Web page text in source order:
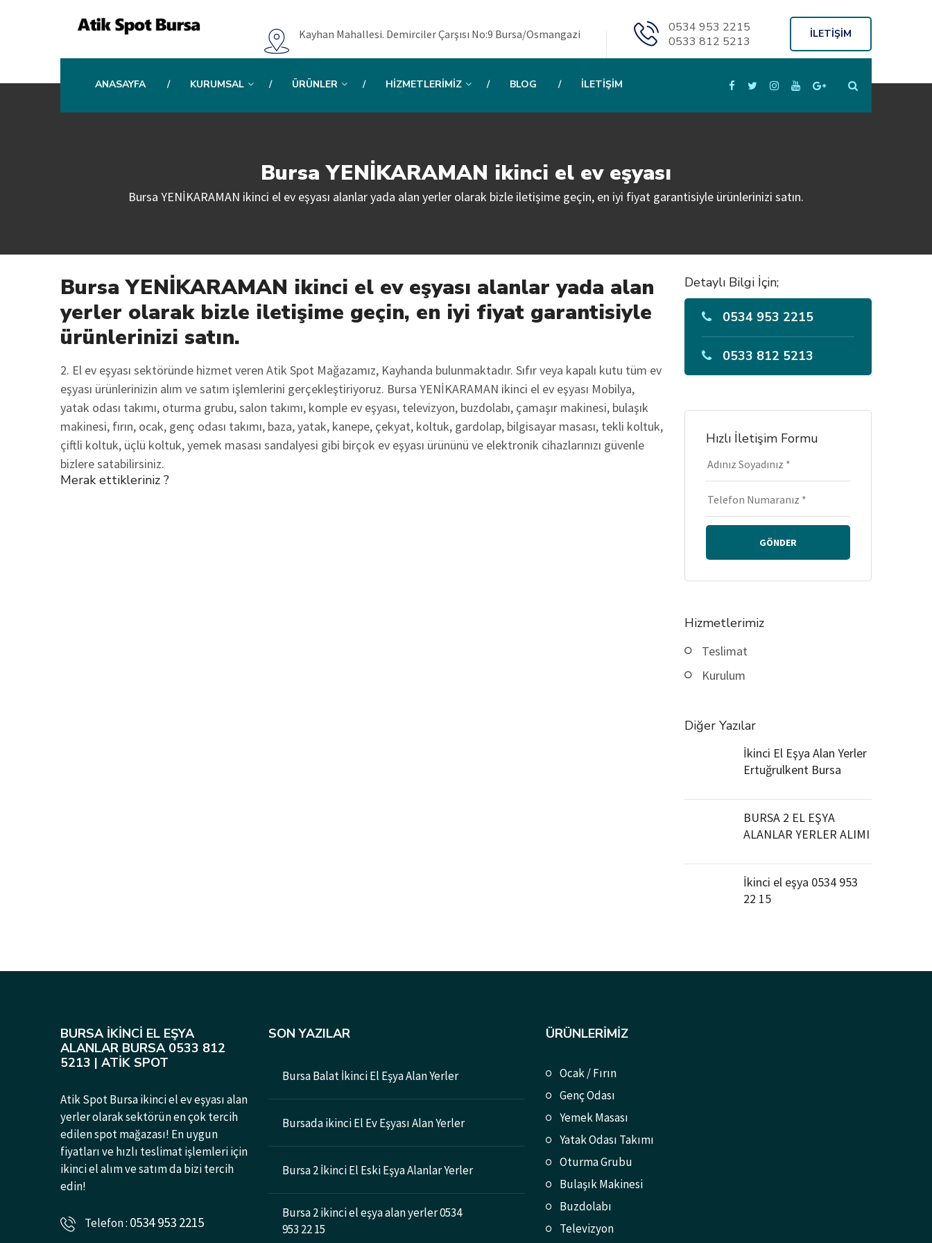
Kayhan Mahallesi. Demirciler Çarşısı No:9 Bursa/Osmangazi
0534 953 2215
0533 812 5213
İLETİŞİM
ANASAYFA KURUMSAL ÜRÜNLER HIZMETLERIMIZ BLOG İLETIŞIM
Bursa YENİKARAMAN ikinci el ev eşyası
Bursa YENİKARAMAN ikinci el ev eşyası alanlar yada alan yerler olarak bizle iletişime geçin, en iyi fiyat garantisiyle ürünlerinizi satın.
Bursa YENİKARAMAN ikinci el ev eşyası alanlar yada alan
yerler olarak bizle iletişime geçin, en iyi fiyat garantisiyle
ürünlerinizi satın.
2. El ev eşyası sektöründe hizmet veren Atik Spot Mağazamız, Kayhanda bulunmaktadır. Sıfır veya kapalı kutu tüm ev
eşyası ürünlerinizin alım ve satım işlemlerini gerçekleştiriyoruz. Bursa YENİKARAMAN ikinci el ev eşyası Mobilya,
yatak odası takımı, oturma grubu, salon takımı, komple ev eşyası, televizyon, buzdolabı, çamaşır makinesi, bulaşık
makinesi, fırın, ocak, genç odası takımı, baza, yatak, kanepe, çekyat, koltuk, gardolap, bilgisayar masası, tekli koltuk,
çiftli koltuk, üçlü koltuk, yemek masası sandalyesi gibi birçok ev eşyası ürününü ve elektronik cihazlarınızı güvenle
bizlere satabilirsiniz.
Merak ettikleriniz ?
Detaylı Bilgi İçin;
0534 953 2215
0533 812 5213
Hızlı İletişim Formu
GÖNDER
Hizmetlerimiz
Teslimat
Kurulum
Diğer Yazılar
İkinci El Eşya Alan Yerler
Ertuğrulkent Bursa
BURSA 2 EL EŞYA
ALANLAR YERLER ALIMI
İkinci el eşya 0534 953
22 15
BURSA İKINCI EL EŞYA
ALANLAR BURSA 0533 812
5213 | ATIK SPOT
Atik Spot Bursa ikinci el ev eşyası alan
yerler olarak sektörün en çok tercih
edilen spot mağazası! En uygun
fiyatları ve hızlı teslimat işlemleri için
ikinci el alım ve satım da bizi tercih
edin!
Telefon : 0534 953 2215
SON YAZILAR
Bursa Balat İkinci El Eşya Alan Yerler
Bursada ikinci El Ev Eşyası Alan Yerler
Bursa 2 İkinci El Eski Eşya Alanlar Yerler
Bursa 2 ikinci el eşya alan yerler 0534
953 22 15
ÜRÜNLERIMIZ
Ocak / Fırın
Genç Odası
Yemek Masası
Yatak Odası Takımı
Oturma Grubu
Bulaşık Makinesi
Buzdolabı
Televizyon